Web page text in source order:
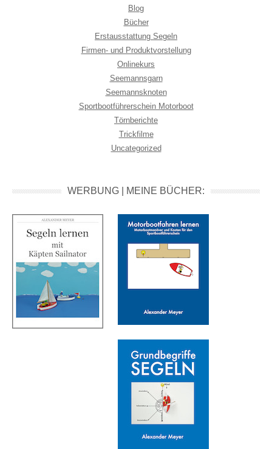
Blog
Bücher
Erstausstattung Segeln
Firmen- und Produktvorstellung
Onlinekurs
Seemannsgarn
Seemannsknoten
Sportbootführerschein Motorboot
Törnberichte
Trickfilme
Uncategorized
WERBUNG | MEINE BÜCHER: